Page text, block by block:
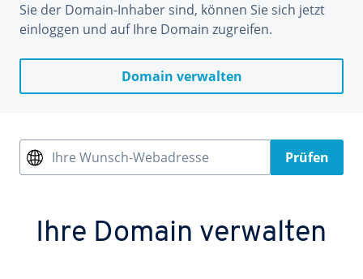
Sie der Domain-Inhaber sind, können Sie sich jetzt
einloggen und auf Ihre Domain zugreifen.
Domain verwalten
Ihre Wunsch-Webadresse Prüfen
Ihre Domain verwalten